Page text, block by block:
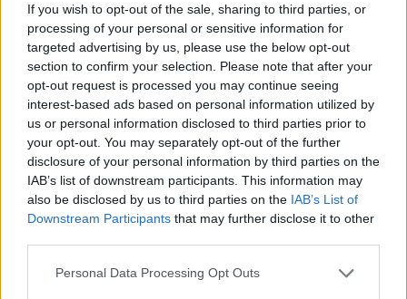
If you wish to opt-out of the sale, sharing to third parties, or
processing of your personal or sensitive information for
targeted advertising by us, please use the below opt-out
section to confirm your selection. Please note that after your
opt-out request is processed you may continue seeing
interest-based ads based on personal information utilized by
us or personal information disclosed to third parties prior to
your opt-out. You may separately opt-out of the further
disclosure of your personal information by third parties on the
IAB’s list of downstream participants. This information may
also be disclosed by us to third parties on the IAB’s List of
Downstream Participants that may further disclose it to other
Personal Data Processing Opt Outs
hogy egy ruhadarab akár egész éven át
viselhető, szezontól függetlenül. Nemcsak sok
helyi designer tervező, hanem olyan luxus
márka is, mint a Gucci, piacra dobta a járvány
által inspirált seasonless, fenntartható
kollekcióját.
Ha már secondhand és luxusipar: míg
fast fashion alternatívája volt, az elmúlt